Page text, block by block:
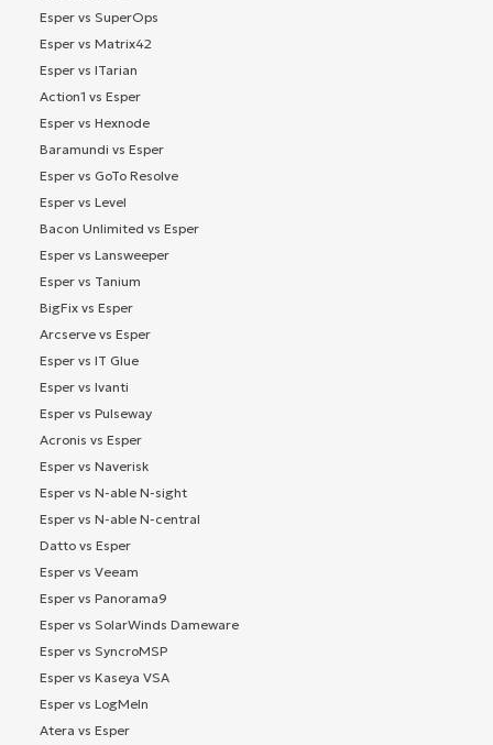
Esper vs SuperOps
Esper vs Matrix42
Esper vs ITarian
Action1 vs Esper
Esper vs Hexnode
Baramundi vs Esper
Esper vs GoTo Resolve
Esper vs Level
Bacon Unlimited vs Esper
Esper vs Lansweeper
Esper vs Tanium
BigFix vs Esper
Arcserve vs Esper
Esper vs IT Glue
Esper vs Ivanti
Esper vs Pulseway
Acronis vs Esper
Esper vs Naverisk
Esper vs N-able N-sight
Esper vs N-able N-central
Datto vs Esper
Esper vs Veeam
Esper vs Panorama9
Esper vs SolarWinds Dameware
Esper vs SyncroMSP
Esper vs Kaseya VSA
Esper vs LogMeIn
Atera vs Esper